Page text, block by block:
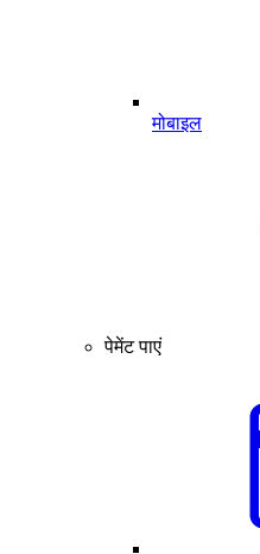
मोबाइल
पेमेंट पाएं